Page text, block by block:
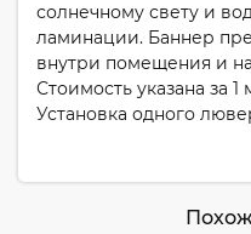
солнечному свету и
ламинации. Баннер
внутри помещения и
Стоимость указана за 1
Установка одного